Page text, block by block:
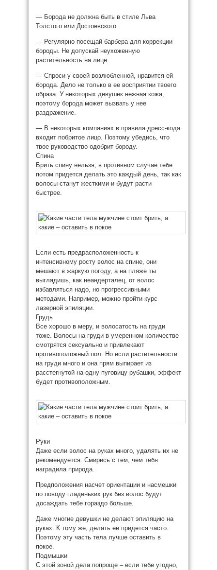
— Борода не должна быть в стиле Льва
Толстого или Достоевского.
— Регулярно посещай барбера для коррекции
бороды. Не допускай неухоженную
растительность на лице.
— Спроси у своей возлюбленной, нравится ей
борода. Дело не только в ее восприятии твоего
образа. У некоторых девушек нежная кожа,
поэтому борода может вызвать у нее
раздражение.
— В некоторых компаниях в правила дресс-кода
входит побритое лицо. Поэтому убедись, что
твое руководство одобрит бороду.
Спина
Брить спину нельзя, в противном случае тебе
потом придется делать это каждый день, так как
волосы станут жесткими и будут расти
быстрее.
Если есть предрасположенность к
интенсивному росту волос на спине, они
мешают в жаркую погоду, а на пляже ты
выглядишь, как неандерталец, от волос
избавляться надо, но прогрессивными
методами. Например, можно пройти курс
лазерной эпиляции.
Грудь
Все хорошо в меру, и волосатость на груди
тоже. Волосы на груди в умеренном количестве
смотрятся сексуально и привлекают
противоположный пол. Но если растительности
на груди много и она прям выпирает из
расстегнутой на одну пуговицу рубашки, эффект
будет противоположным.
Руки
Даже если волос на руках много, удалять их не
рекомендуется. Смирись с тем, чем тебя
наградила природа.
Предположения насчет ориентации и насмешки
по поводу гладеньких рук без волос будут
досаждать тебе гораздо больше.
Даже многие девушки не делают эпиляцию на
руках. К тому же, делать ее придется часто.
Поэтому эту часть тела лучше оставить в
покое.
Подмышки
С этой зоной дела попроще – если тебе угодно,